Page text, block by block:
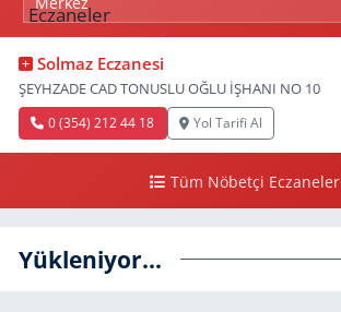
Solmaz Eczanesi
ŞEYHZADE CAD TONUSLU OĞLU İŞHANI NO 10
0 (354) 212 44 18 Yol Tarifi Al
Tüm Nöbetçi Eczaneler
Yükleniyor...